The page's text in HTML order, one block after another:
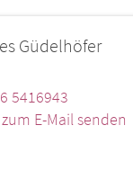
Güdelhöfer
5416943
E-Mail senden